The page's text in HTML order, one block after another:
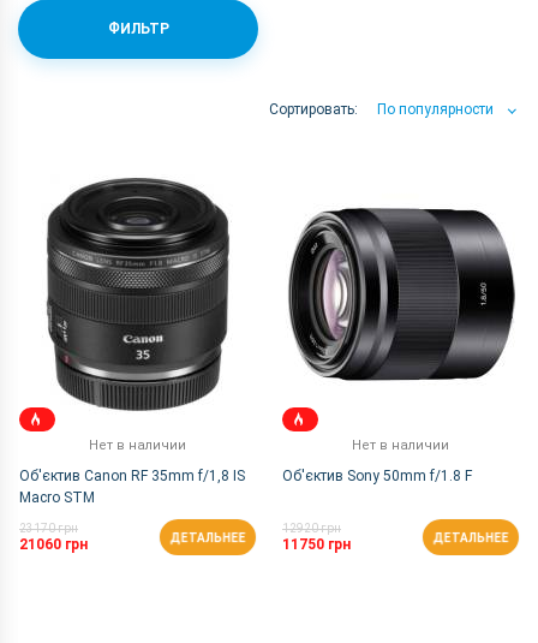
ФИЛЬТР
Сортировать: По популярности
По популярности
Нет в наличии
Об'єктив Canon RF 35mm f/1,8 IS
Macro STM
23170 грн
21060 грн ДЕТАЛЬНЕЕ
Нет в наличии
Об'єктив Sony 50mm f/1.8 F
12920 грн
11750 грн ДЕТАЛЬНЕЕ